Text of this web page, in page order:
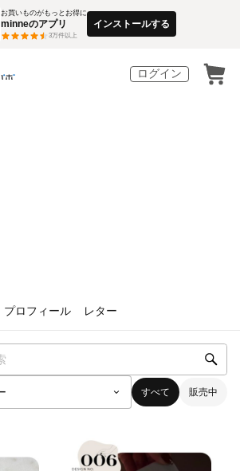
お買いものがもっとお得に
minneのアプリ
3万件以上
インストールする
ログイン
プロフィール レター
すべて 販売中